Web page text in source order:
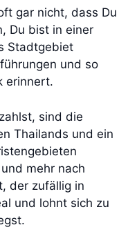
gar nicht, dass Du
Du bist in einer
Stadtgebiet
und so
erinnert.
sind die
Thailands und ein
mehr nach
der zufällig in
und lohnt sich zu